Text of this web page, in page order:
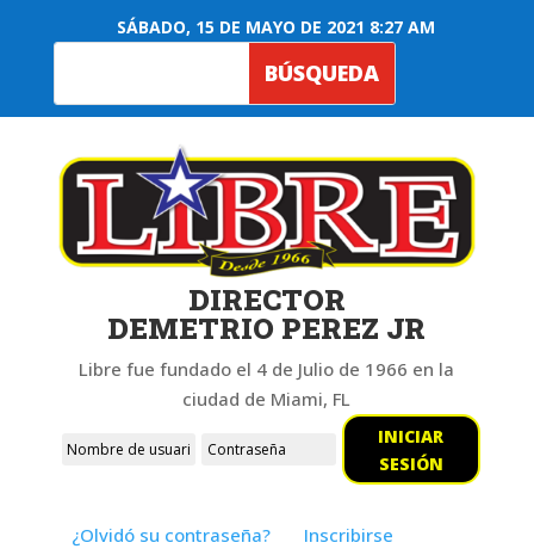
SÁBADO, 15 DE MAYO DE 2021 8:27 AM
DIRECTOR
DEMETRIO PEREZ JR
Libre fue fundado el 4 de Julio de 1966 en la
ciudad de Miami, FL
INICIAR
SESIÓN
¿Olvidó su contraseña? Inscribirse